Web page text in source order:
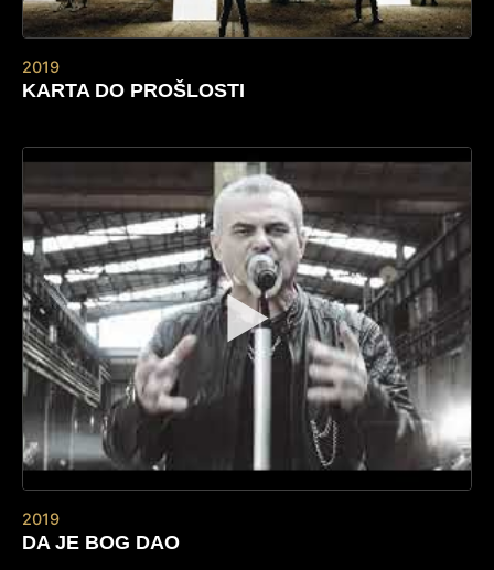
2019
KARTA DO PROŠLOSTI
▶
2019
DA JE BOG DAO